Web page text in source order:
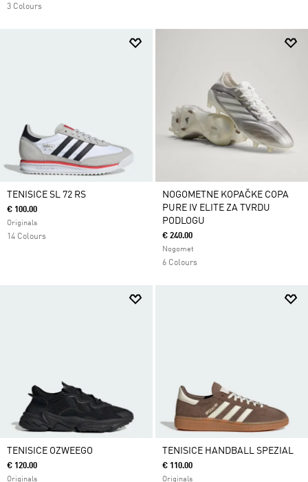
3 Colours
TENISICE SL 72 RS
€ 100.00
Originals
14 Colours
NOGOMETNE KOPAČKE COPA
PURE IV ELITE ZA TVRDU
PODLOGU
€ 240.00
Nogomet
6 Colours
TENISICE OZWEEGO
€ 120.00
Originals
TENISICE HANDBALL SPEZIAL
€ 110.00
Originals